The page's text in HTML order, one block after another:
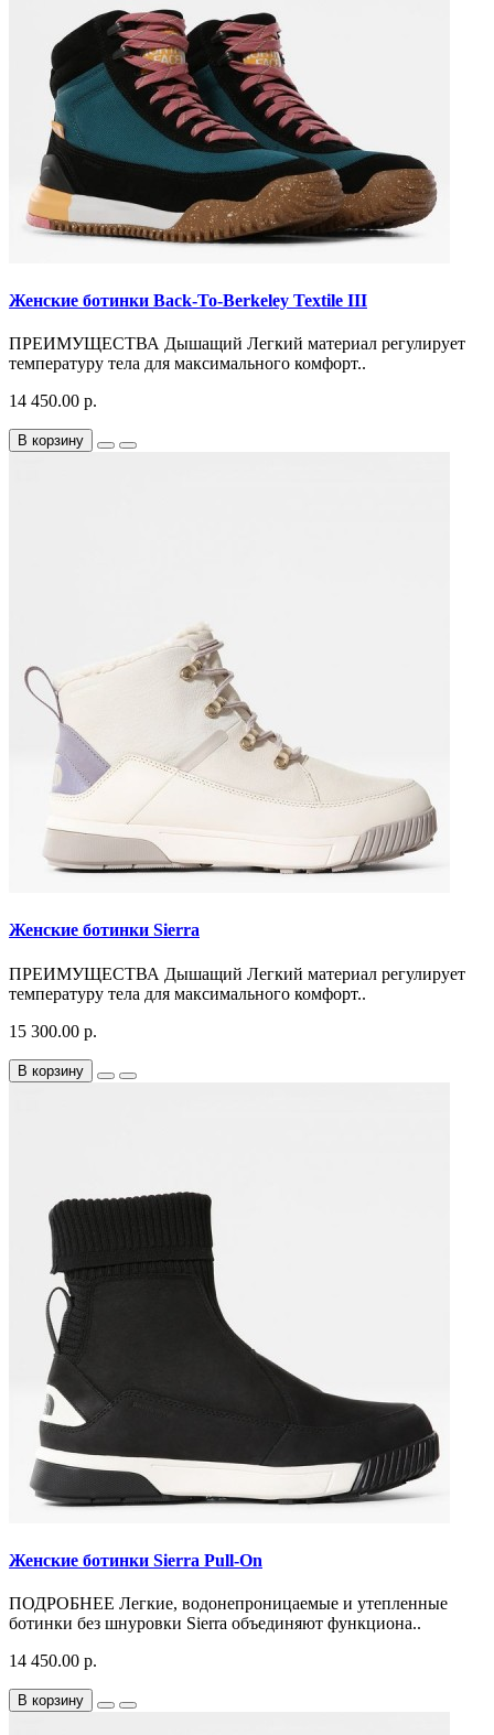
Женские ботинки Back-To-Berkeley Textile III
ПРЕИМУЩЕСТВА Дышащий Легкий материал регулирует
температуру тела для максимального комфорт..
14 450.00 р.
В корзину
Женские ботинки Sierra
ПРЕИМУЩЕСТВА Дышащий Легкий материал регулирует
температуру тела для максимального комфорт..
15 300.00 р.
В корзину
Женские ботинки Sierra Pull-On
ПОДРОБНЕЕ Легкие, водонепроницаемые и утепленные
ботинки без шнуровки Sierra объединяют функциона..
14 450.00 р.
В корзину